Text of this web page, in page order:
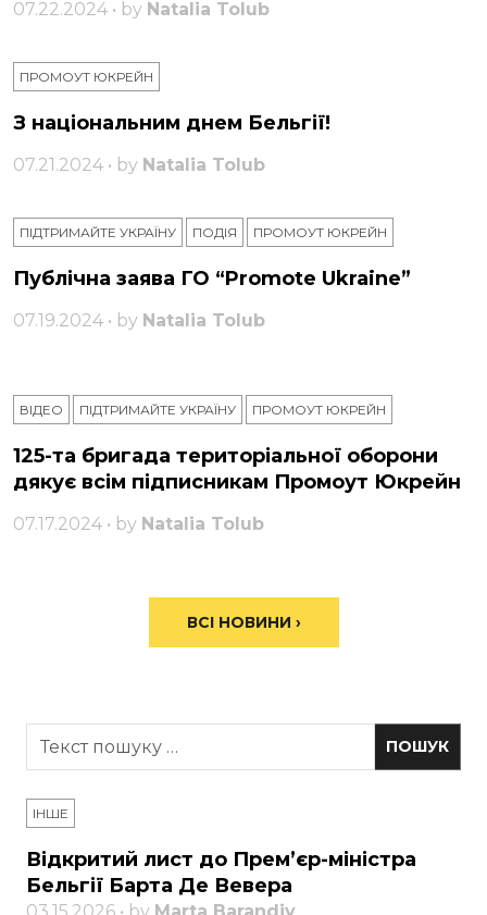
07.22.2024 • by Natalia Tolub
ПРОМОУТ ЮКРЕЙН
З національним днем ​​Бельгії!
07.21.2024 • by Natalia Tolub
ПІДТРИМАЙТЕ УКРАЇНУ ПОДІЯ ПРОМОУТ ЮКРЕЙН
Публічна заява ГО “Promote Ukraine”
07.19.2024 • by Natalia Tolub
ВІДЕО ПІДТРИМАЙТЕ УКРАЇНУ ПРОМОУТ ЮКРЕЙН
125-та бригада територіальної оборони
дякує всім підписникам Промоут Юкрейн
07.17.2024 • by Natalia Tolub
ВСІ НОВИНИ ›
ІНШЕ
Відкритий лист до Прем’єр-міністра
Бельгії Барта Де Вевера